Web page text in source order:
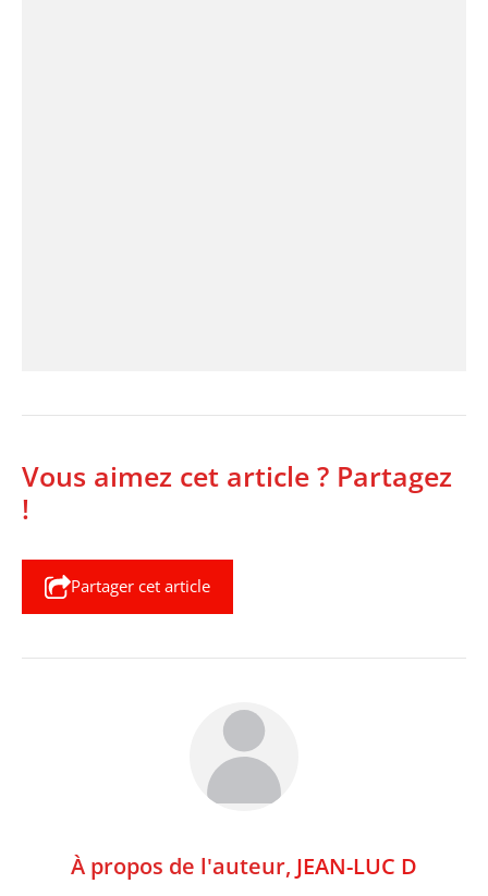
Vous aimez cet article ? Partagez
!
Partager cet article
À propos de l'auteur, JEAN-LUC D